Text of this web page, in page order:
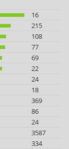
16
215
108
77
69
22
24
18
369
86
24
3587
334